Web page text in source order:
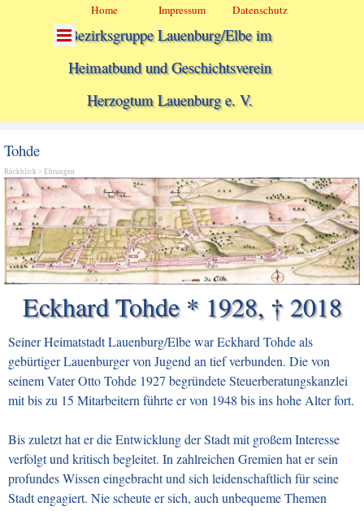
Direkt zum Seiteninhalt
Bezirksgruppe Lauenburg/Elbe im
Menü überspringen
Menü überspringen
Home Impressum Datenschutz
Heimatbund und Geschichtsverein
Herzogtum Lauenburg e. V.
Tohde
Rückblick > Ehrungen
Eckhard Tohde * 1928, † 2018
Seiner Heimatstadt Lauenburg/Elbe war Eckhard Tohdeals
gebürtiger Lauenburger von Jugend an tief verbunden. Die von
seinem Vater Otto Tohde 1927 begründete Steuerberatungskanzlei
mit bis zu 15 Mitarbeitern führte er von 1948 bis ins hohe Alter fort.
Bis zuletzt hat er die Entwicklung der Stadt mit großem Interesse
verfolgt und kritisch begleitet. In zahlreichen Gremien hat er sein
profundes Wissen eingebracht und sich leidenschaftlich für seine
Stadt engagiert. Nie scheute er sich, auch unbequeme Themen